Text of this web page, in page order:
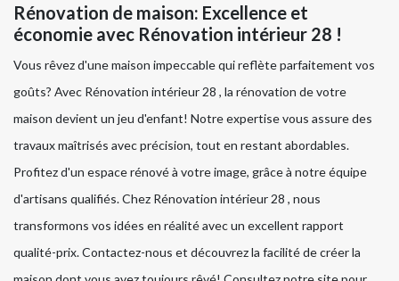
Rénovation de maison: Excellence et
économie avec Rénovation intérieur 28 !
Vous rêvez d'une maison impeccable qui reflète parfaitement vos
goûts? Avec Rénovation intérieur 28 , la rénovation de votre
maison devient un jeu d'enfant! Notre expertise vous assure des
travaux maîtrisés avec précision, tout en restant abordables.
Profitez d'un espace rénové à votre image, grâce à notre équipe
d'artisans qualifiés. Chez Rénovation intérieur 28 , nous
transformons vos idées en réalité avec un excellent rapport
qualité-prix. Contactez-nous et découvrez la facilité de créer la